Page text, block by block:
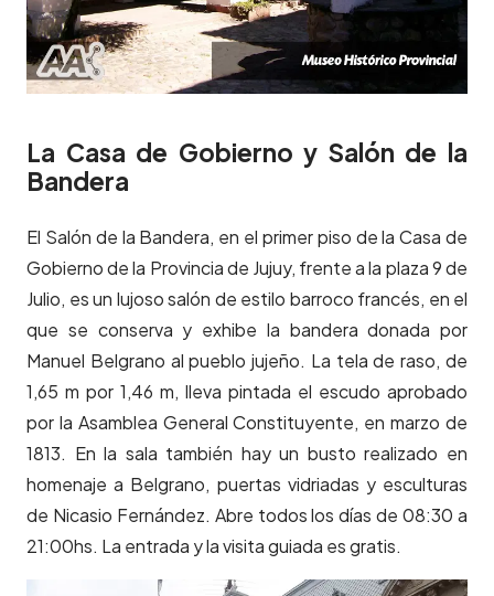
La Casa de Gobierno y Salón de la
Bandera
El Salón de la Bandera, en el primer piso de la Casa de
Gobierno de la Provincia de Jujuy, frente a la plaza 9 de
Julio, es un lujoso salón de estilo barroco francés, en el
que se conserva y exhibe la bandera donada por
Manuel Belgrano al pueblo jujeño. La tela de raso, de
1,65 m por 1,46 m, lleva pintada el escudo aprobado
por la Asamblea General Constituyente, en marzo de
1813. En la sala también hay un busto realizado en
homenaje a Belgrano, puertas vidriadas y esculturas
de Nicasio Fernández. Abre todos los días de 08:30 a
21:00hs. La entrada y la visita guiada es gratis.